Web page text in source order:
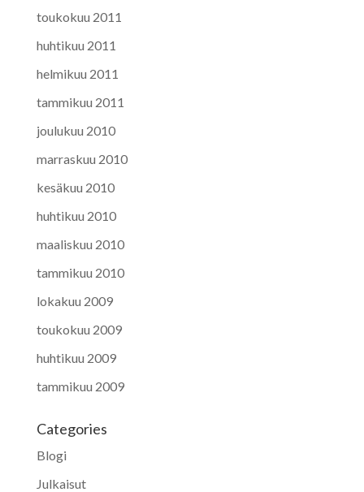
toukokuu 2011
huhtikuu 2011
helmikuu 2011
tammikuu 2011
joulukuu 2010
marraskuu 2010
kesäkuu 2010
huhtikuu 2010
maaliskuu 2010
tammikuu 2010
lokakuu 2009
toukokuu 2009
huhtikuu 2009
tammikuu 2009
Categories
Blogi
Julkaisut